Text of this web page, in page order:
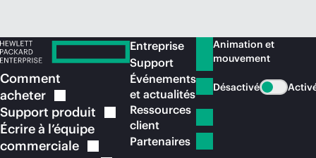
Comment
acheter
Support produit
Écrire à l’équipe
commerciale
Entreprise
Support
Événements
et actualités
Ressources
client
Partenaires
Animation et
mouvement
Désactivé